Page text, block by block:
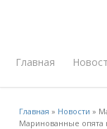
Главная
Главная » Новости »
Маринованные опята